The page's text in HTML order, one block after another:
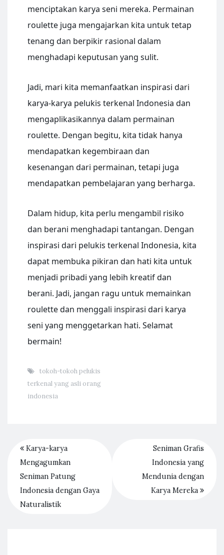
menciptakan karya seni mereka. Permainan
roulette juga mengajarkan kita untuk tetap
tenang dan berpikir rasional dalam
menghadapi keputusan yang sulit.
Jadi, mari kita memanfaatkan inspirasi dari
karya-karya pelukis terkenal Indonesia dan
mengaplikasikannya dalam permainan
roulette. Dengan begitu, kita tidak hanya
mendapatkan kegembiraan dan
kesenangan dari permainan, tetapi juga
mendapatkan pembelajaran yang berharga.
Dalam hidup, kita perlu mengambil risiko
dan berani menghadapi tantangan. Dengan
inspirasi dari pelukis terkenal Indonesia, kita
dapat membuka pikiran dan hati kita untuk
menjadi pribadi yang lebih kreatif dan
berani. Jadi, jangan ragu untuk memainkan
roulette dan menggali inspirasi dari karya
seni yang menggetarkan hati. Selamat
bermain!
tokoh-tokoh pelukis
terkenal yang asli orang
indonesia
Karya-karya
Mengagumkan
Seniman Patung
Indonesia dengan Gaya
Naturalistik
Seniman Grafis
Indonesia yang
Mendunia dengan
Karya Mereka